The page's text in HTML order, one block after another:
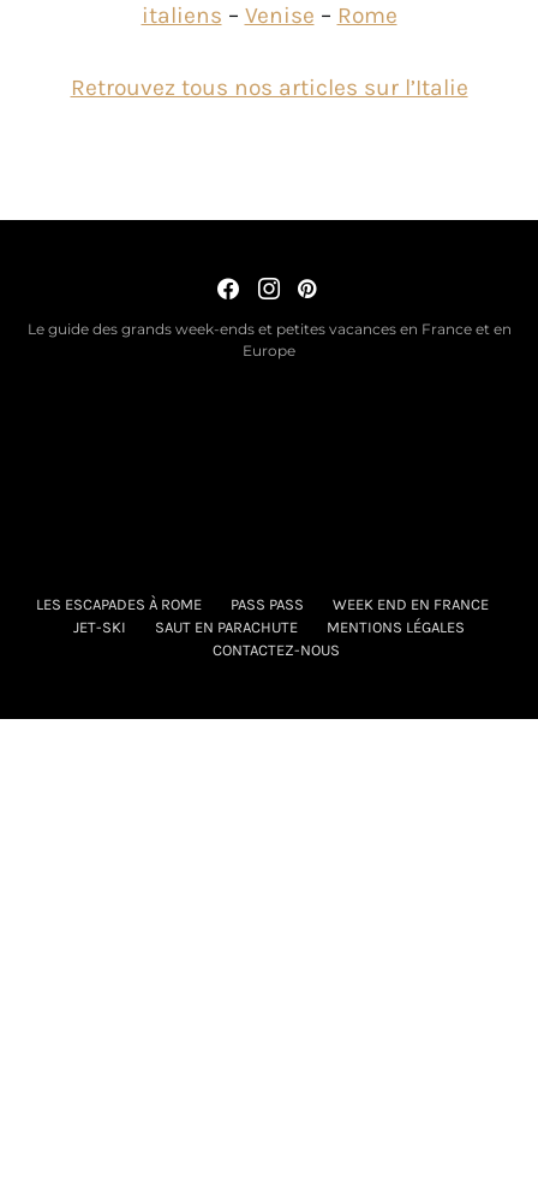
italiens – Venise – Rome
Retrouvez tous nos articles sur l’Italie
Le guide des grands week-ends et petites vacances en France et en
Europe
LES ESCAPADES À ROME PASS PASS
WEEK END EN FRANCE
JET-SKI
SAUT EN PARACHUTE
MENTIONS LÉGALES
CONTACTEZ-NOUS